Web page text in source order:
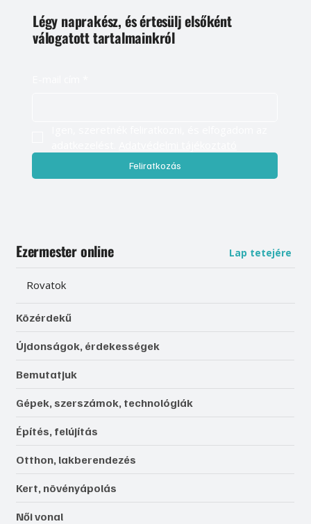
Légy naprakész, és értesülj elsőként
válogatott tartalmainkról
Feliratkozás
Ezermester online Lap tetejére
Rovatok
Közérdekű
Újdonságok, érdekességek
Bemutatjuk
Gépek, szerszámok, technológiák
Építés, felújítás
Otthon, lakberendezés
Kert, növényápolás
Női vonal